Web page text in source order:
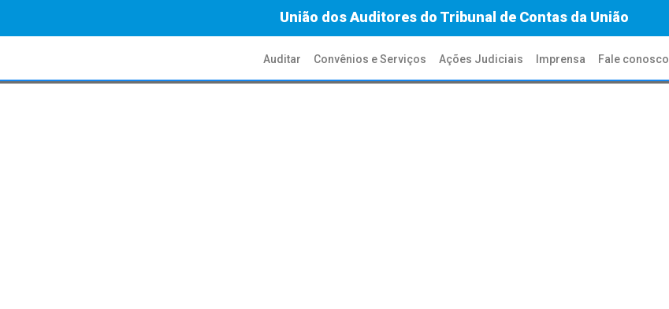
União dos Auditores do Tribunal de Contas da União
Auditar Convênios e Serviços Ações Judiciais Imprensa Fale conosco